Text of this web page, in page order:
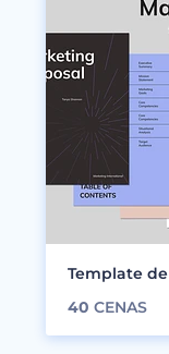
Template
40 CENAS